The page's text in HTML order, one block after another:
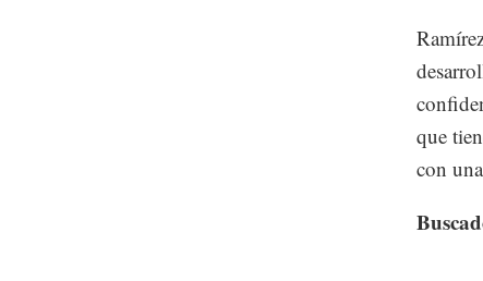
que
con